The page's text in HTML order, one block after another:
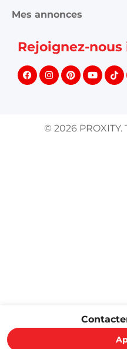
Mes annonces
Rejoignez-nous
© 2026